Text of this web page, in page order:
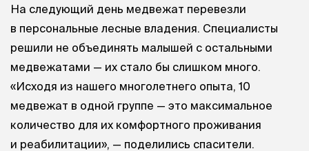
На следующий день медвежат перевезли
в персональные лесные владения. Специалисты
решили не объединять малышей с остальными
медвежатами — их стало бы слишком много.
«Исходя из нашего многолетнего опыта, 10
медвежат в одной группе — это максимальное
количество для их комфортного проживания
и реабилитации», — поделились спасители.